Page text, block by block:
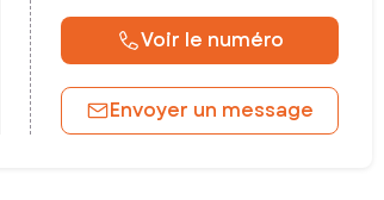
Voir le numéro
Envoyer un message